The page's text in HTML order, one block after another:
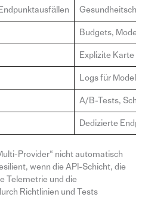
Budgets,
Explizite Karte
Logs für Modell,
A/B-Tests,
Dedizierte
Provider“ nicht automatisch
wenn die API-Schicht, die
Telemetrie und die
Richtlinien und Tests